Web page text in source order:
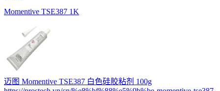
Momentive TSE387 1K
迈图 Momentive TSE387 白色硅胶粘剂 100g